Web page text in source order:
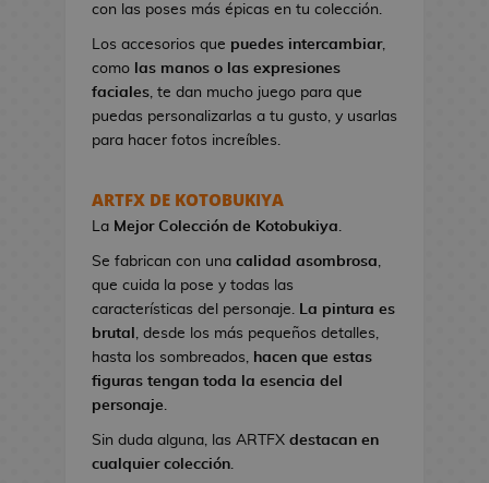
n
e
s
d
e
V
e
o
g
o
e
c
con las poses más épicas en tu colección.
Los accesorios que puedes intercambiar,
como las manos o las expresiones
faciales, te dan mucho juego para que
puedas personalizarlas a tu gusto, y usarlas
para hacer fotos increíbles.
ARTFX DE KOTOBUKIYA
La Mejor Colección de Kotobukiya.
Se fabrican con una calidad asombrosa,
que cuida la pose y todas las
características del personaje. La pintura es
brutal , desde los más pequeños detalles,
hasta los sombreados, hacen que estas
figuras tengan toda la esencia del
personaje.
Sin duda alguna, las ARTFX destacan en
cualquier colección.